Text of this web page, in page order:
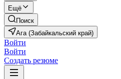
Ещё
Поиск
Ага (Забайкальский край)
Войти
Войти
Создать резюме